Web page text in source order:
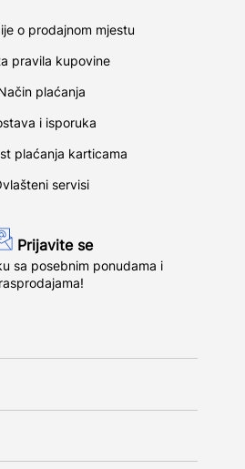
o prodajnom mjestu
pravila kupovine
plaćanja
i isporuka
plaćanja karticama
servisi
Prijavite se
sa posebnim ponudama i
rasprodajama!